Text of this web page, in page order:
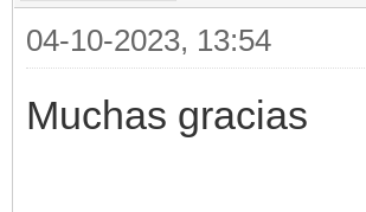
04-10-2023, 13:54
Muchas gracias